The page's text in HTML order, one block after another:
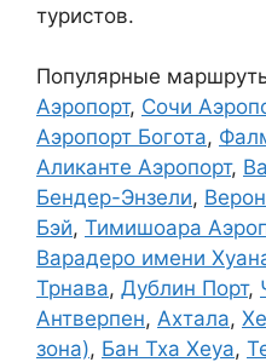
туристов.
Популярные
Аэропорт, Сочи
Аэропорт Богота,
Аликанте Аэропорт,
Бендер-Энзели,
Бэй, Тимишоара
Варадеро имени
Трнава, Дублин Порт,
Антверпен, Ахтала,
зона), Бан Тха Хеуа,